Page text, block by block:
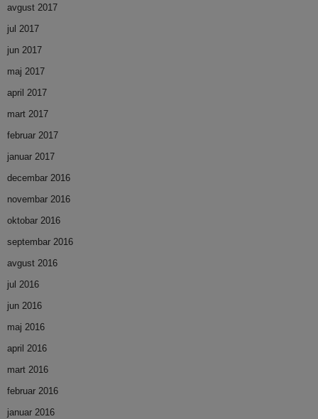
avgust 2017
jul 2017
jun 2017
maj 2017
april 2017
mart 2017
februar 2017
januar 2017
decembar 2016
novembar 2016
oktobar 2016
septembar 2016
avgust 2016
jul 2016
jun 2016
maj 2016
april 2016
mart 2016
februar 2016
januar 2016